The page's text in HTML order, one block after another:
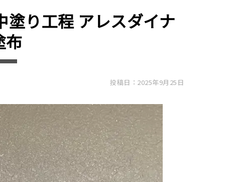
り工程 アレスダイナ
布
投稿日：2025年9月25日